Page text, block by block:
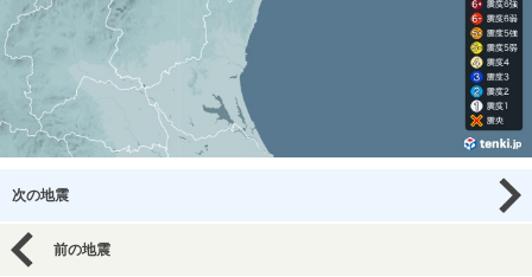
次の地震
前の地震